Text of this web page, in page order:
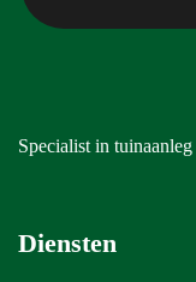
Specialist in
Diensten